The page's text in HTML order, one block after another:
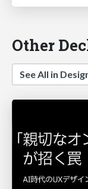
Other
See All in